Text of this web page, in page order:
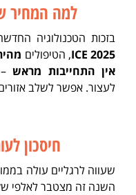
למה המחיר
בזכות הטכנולוגיה
ICE 2025, הטיפולים
אין התחייבות מראש–
לעצור. אפשר לשלב
חיסכון
שעווה לרגליים עולה
השנה זה מצטבר לאלפי